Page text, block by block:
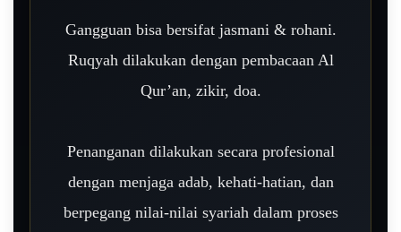
Gangguan bisa bersifat jasmani & rohani.
Ruqyah dilakukan dengan pembacaan Al
Qur’an, zikir, doa.
Penanganan dilakukan secara profesional
dengan menjaga adab, kehati-hatian, dan
berpegang nilai-nilai syariah dalam proses